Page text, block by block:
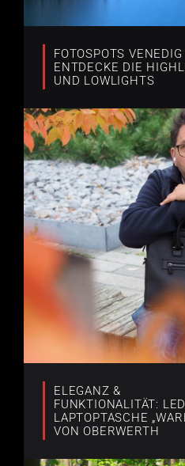
FOTOSPOTS
ENTDECKE DIE
UND LOWLIGHTS
ELEGANZ &
FUNKTIONALITÄT:
LAPTOPTASCHE
VON OBERWERTH